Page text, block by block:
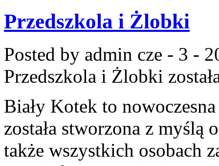
Przedszkola i Żlobki
Posted by admin cze - 3 -
Przedszkola i Żlobki
Biały Kotek to
została stworzona z myślą
także wszystkich osobach